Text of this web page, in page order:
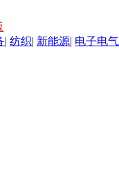
| 纺织| 新能源| 电子电气